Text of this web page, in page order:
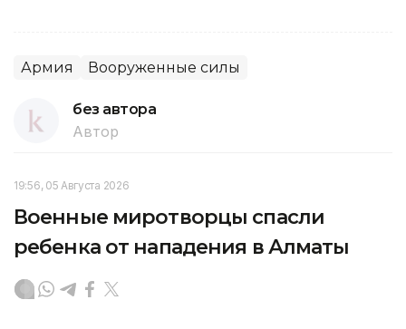
Армия Вооруженные силы
без автора
Автор
19:56, 05 Августа 2026
Военные миротворцы спасли
ребенка от нападения в Алматы